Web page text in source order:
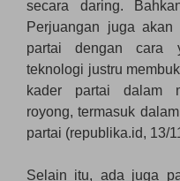
secara daring.
Perjuangan juga akan
partai dengan cara
teknologi justru
kader partai dalam
royong, termasuk
partai (republika.id, 13/
Selain itu, ada juga